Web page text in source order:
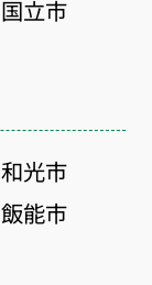
国立市
和光市
飯能市